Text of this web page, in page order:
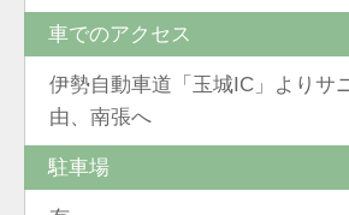
車でのアクセス
伊勢自動車道「玉城IC」よりサ
由、南張へ
駐車場